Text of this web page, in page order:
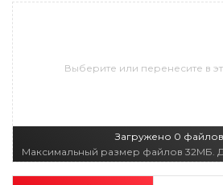
Выберите или перенесите в
Загружено 0 файлов
Максимальный размер файлов 32МБ.